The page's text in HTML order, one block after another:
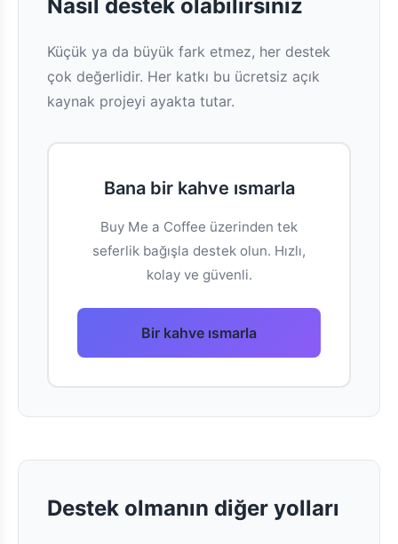
Nasıl destek olabilirsiniz
Küçük ya da büyük fark etmez, her destek
çok değerlidir. Her katkı bu ücretsiz açık
kaynak projeyi ayakta tutar.
Bana bir kahve ısmarla
Buy Me a Coffee üzerinden tek
seferlik bağışla destek olun. Hızlı,
kolay ve güvenli.
Bir kahve ısmarla
Destek olmanın diğer yolları